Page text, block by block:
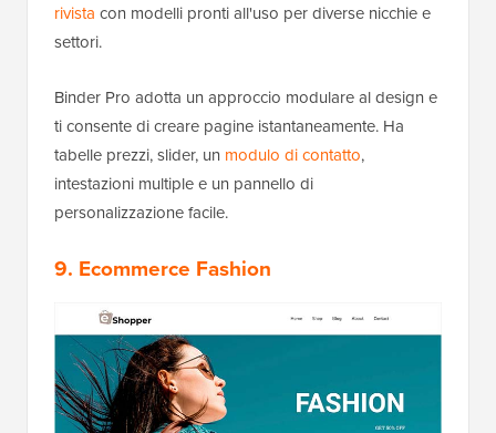
rivista con modelli pronti all'uso per diverse nicchie e
settori.
Binder Pro adotta un approccio modulare al design e
ti consente di creare pagine istantaneamente. Ha
tabelle prezzi, slider, un modulo di contatto,
intestazioni multiple e un pannello di
personalizzazione facile.
9. Ecommerce Fashion